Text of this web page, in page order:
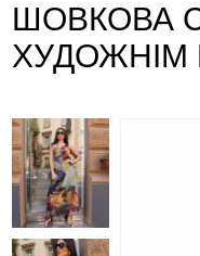
ШОВКОВА